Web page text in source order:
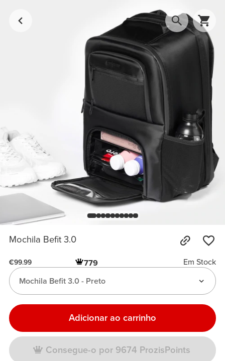
Mochila Befit 3.0
€99.99 779
Em Stock
Mochila Befit 3.0 - Preto
Adicionar ao carrinho
Consegue-o por 9674 ProzisPoints